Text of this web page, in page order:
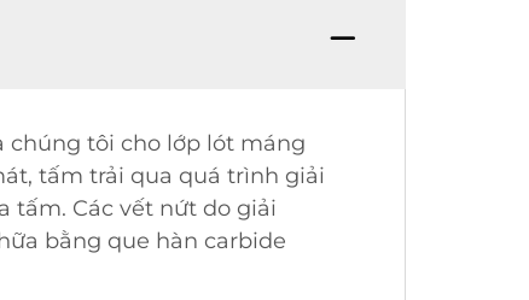
chúng tôi cho lớp lót máng
tấm trải qua quá trình giải
tấm. Các vết nứt do giải
bằng que hàn carbide